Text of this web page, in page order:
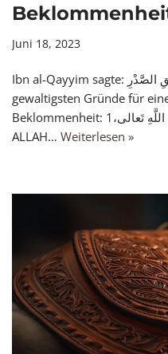
Juni 18, 2023
gewaltigsten Gründe für
Beklommenheit: الإعْراضُ عَنِ اللَّهِ تَعالى،1- Das sich von
ALLAH… Weiterlesen »